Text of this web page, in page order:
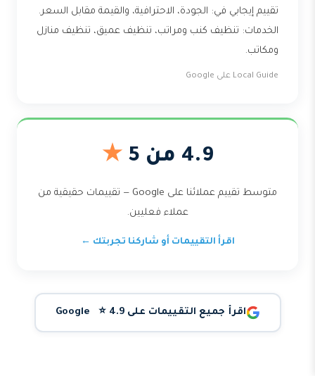
تقييم إيجابي في: الجودة، الاحترافية، والقيمة مقابل السعر.
الخدمات: تنظيف كنب ومراتب، تنظيف عميق، تنظيف منازل
ومكاتب.
Local Guide على Google
4.9 من 5 ★
متوسط تقييم عملائنا على Google — تقييمات حقيقية من
عملاء فعليين.
اقرأ التقييمات أو شاركنا تجربتك ←
اقرأ جميع التقييمات على Google ⭐ 4.9